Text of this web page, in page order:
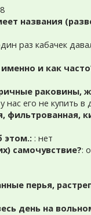
названия
раз кабачек
и как
раковины,
его не купить в
фильтрованная,
этом.:: нет
самочувствие?:
перья,
день на